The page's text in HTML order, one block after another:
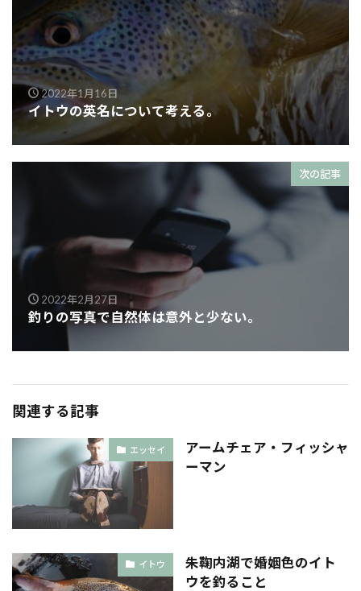
2022年1月16日
イトウの英名について考える。
次の記事
2022年2月27日
釣りの写真で自然体は意外と少ない。
関連する記事
エッセイ
アームチェア・フィッシャ
ーマン
イトウ
朱鞠内湖で婚姻色のイト
ウを釣ること